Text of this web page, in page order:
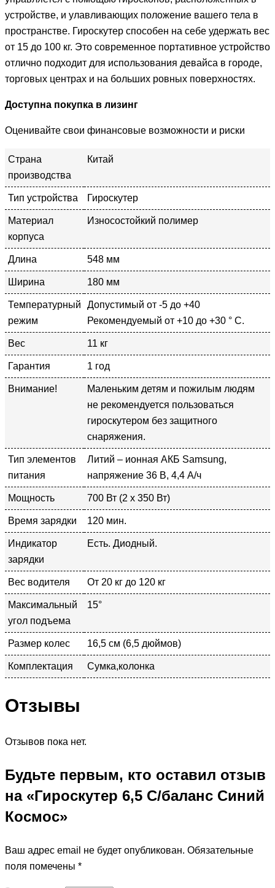
устройстве, и улавливающих положение вашего тела в
пространстве. Гироскутер способен на себе удержать вес
от 15 до 100 кг. Это современное портативное устройство
отлично подходит для использования девайса в городе,
торговых центрах и на больших ровных поверхностях.
Доступна покупка в лизинг
Оценивайте свои финансовые возможности и риски
Страна
производства
Китай
Тип устройства Гироскутер
Материал
корпуса
Износостойкий полимер
Длина 548 мм
Ширина 180 мм
Температурный
режим
Допустимый от -5 до +40
Рекомендуемый от +10 до +30 ° С.
Вес 11 кг
Гарантия 1 год
Внимание!
Маленьким детям и пожилым людям
не рекомендуется пользоваться
гироскутером без защитного
снаряжения.
Тип элементов
питания
Литий – ионная АКБ Samsung,
напряжение 36 В, 4,4 А/ч
Мощность 700 Вт (2 х 350 Вт)
Время зарядки 120 мин.
Индикатор
зарядки
Есть. Диодный.
Вес водителя От 20 кг до 120 кг
Максимальный
угол подъема
15°
Размер колес 16,5 см (6,5 дюймов)
Комплектация Сумка,колонка
Отзывы
Отзывов пока нет.
Будьте первым, кто оставил отзыв
на «Гироскутер 6,5 С/баланс Синий
Космос»
Ваш адрес email не будет опубликован. Обязательные
поля помечены *